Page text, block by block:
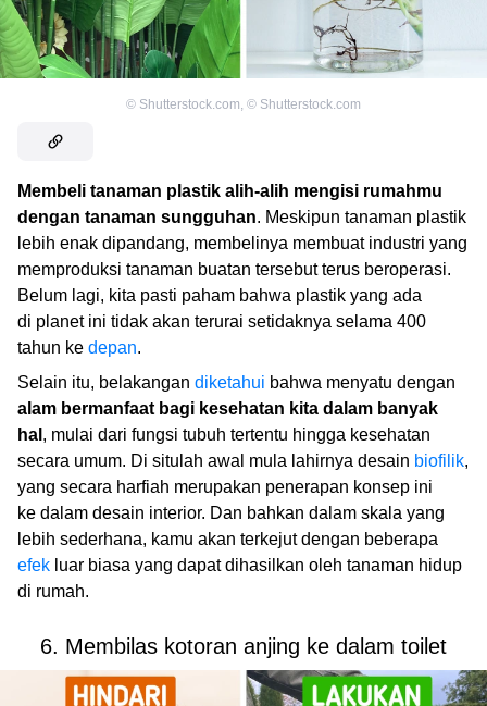
© Shutterstock.com, © Shutterstock.com
Membeli tanaman plastik alih-alih mengisi rumahmu
dengan tanaman sungguhan. Meskipun tanaman plastik
lebih enak dipandang, membelinya membuat industri yang
memproduksi tanaman buatan tersebut terus beroperasi.
Belum lagi, kita pasti paham bahwa plastik yang ada
di planet ini tidak akan terurai setidaknya selama 400
tahun ke depan.
Selain itu, belakangan diketahui bahwa menyatu dengan
alam bermanfaat bagi kesehatan kita dalam banyak
hal , mulai dari fungsi tubuh tertentu hingga kesehatan
secara umum. Di situlah awal mula lahirnya desain biofilik,
yang secara harfiah merupakan penerapan konsep ini
ke dalam desain interior. Dan bahkan dalam skala yang
lebih sederhana, kamu akan terkejut dengan beberapa
efek luar biasa yang dapat dihasilkan oleh tanaman hidup
di rumah.
6. Membilas kotoran anjing ke dalam toilet